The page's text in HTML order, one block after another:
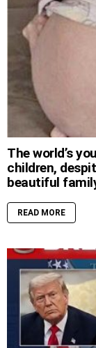
The world’s
children,
beautiful
READ MORE